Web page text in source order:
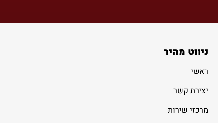
ניווט מהיר
ראשי
יצירת קשר
מרכזי שירות